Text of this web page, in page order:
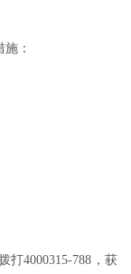
：
打4000315-788，获